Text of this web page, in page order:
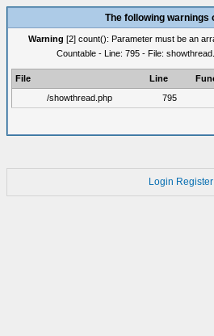
The following warnings
Warning [2] count(): Parameter must be an
Countable - Line: 795 - File:
File Line
/showthread.php
795
Login Register